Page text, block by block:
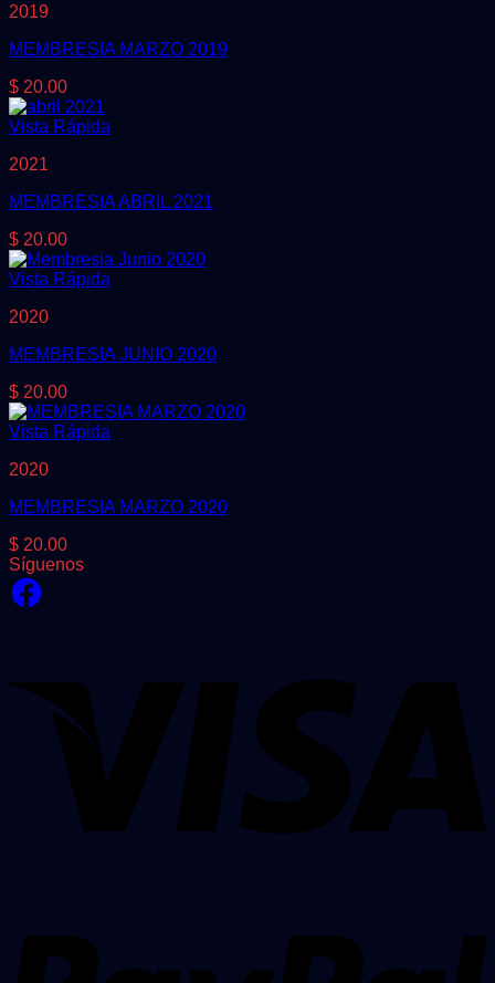
2019
MEMBRESIA MARZO 2019
$ 20.00
Vista Rápida
2021
MEMBRESIA ABRIL 2021
$ 20.00
Vista Rápida
2020
MEMBRESIA JUNIO 2020
$ 20.00
Vista Rápida
2020
MEMBRESIA MARZO 2020
$ 20.00
Síguenos
Facebook